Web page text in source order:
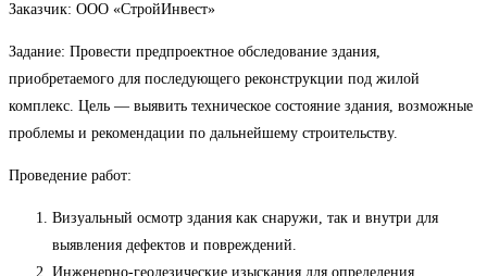
Заказчик: ООО «СтройИнвест»
Задание: Провести предпроектное обследование здания,
приобретаемого для последующего реконструкции под жилой
комплекс. Цель — выявить техническое состояние здания, возможные
проблемы и рекомендации по дальнейшему строительству.
Проведение работ:
Визуальный осмотр здания как снаружи, так и внутри для
выявления дефектов и повреждений.
Инженерно-геодезические изыскания для определения